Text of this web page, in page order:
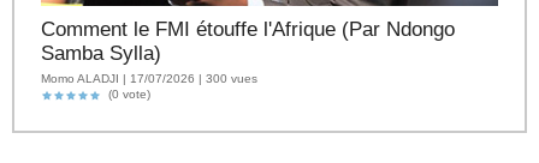
Comment le FMI étouffe l'Afrique (Par Ndongo
Samba Sylla)
Momo ALADJI | 17/07/2026 | 300 vues
(0 vote)